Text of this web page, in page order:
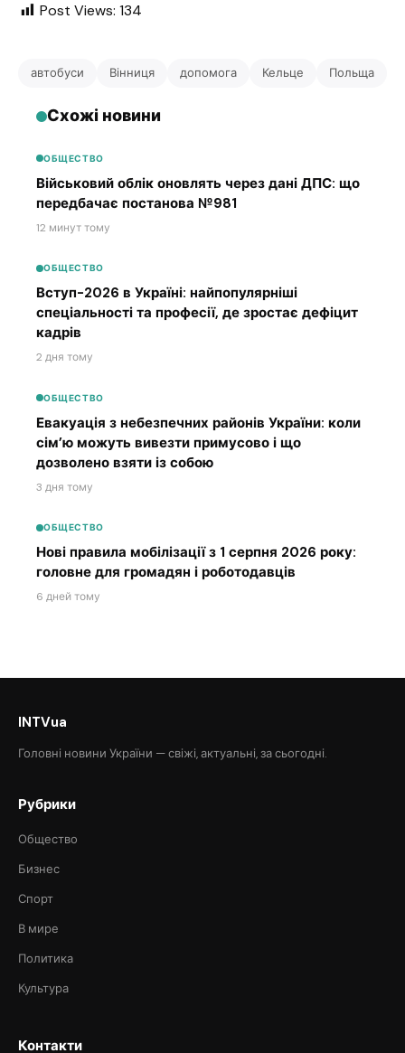
Post Views: 134
автобуси Вінниця допомога Кельце Польща
Схожі новини
ОБЩЕСТВО
Військовий облік оновлять через дані ДПС: що
передбачає постанова №981
12 минут тому
ОБЩЕСТВО
Вступ-2026 в Україні: найпопулярніші
спеціальності та професії, де зростає дефіцит
кадрів
2 дня тому
ОБЩЕСТВО
Евакуація з небезпечних районів України: коли
сім’ю можуть вивезти примусово і що
дозволено взяти із собою
3 дня тому
ОБЩЕСТВО
Нові правила мобілізації з 1 серпня 2026 року:
головне для громадян і роботодавців
6 дней тому
INTVua
Головні новини України — свіжі, актуальні, за сьогодні.
Рубрики
Общество
Бизнес
Спорт
В мире
Политика
Культура
Контакти